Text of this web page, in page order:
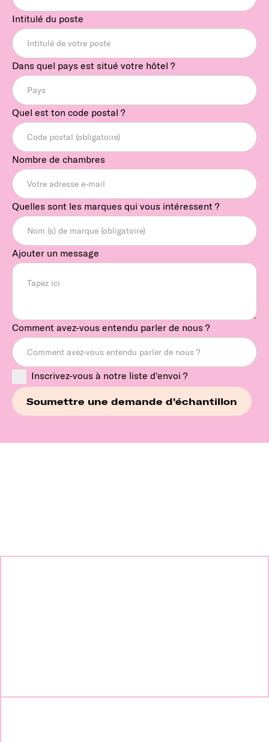
Intitulé du poste
Dans quel pays est situé votre hôtel ?
Quel est ton code postal ?
Nombre de chambres
Quelles sont les marques qui vous intéressent ?
Ajouter un message
Comment avez-vous entendu parler de nous ?
Inscrivez-vous à notre liste d'envoi ?